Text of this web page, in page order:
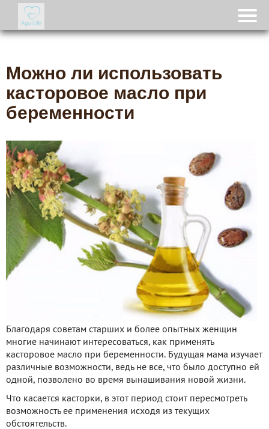
Можно ли использовать
касторовое масло при
беременности
Благодаря советам старших и более опытных женщин
многие начинают интересоваться, как применять
касторовое масло при беременности. Будущая мама изучает
различные возможности, ведь не все, что было доступно ей
одной, позволено во время вынашивания новой жизни.
Что касается касторки, в этот период стоит пересмотреть
возможность ее применения исходя из текущих
обстоятельств.